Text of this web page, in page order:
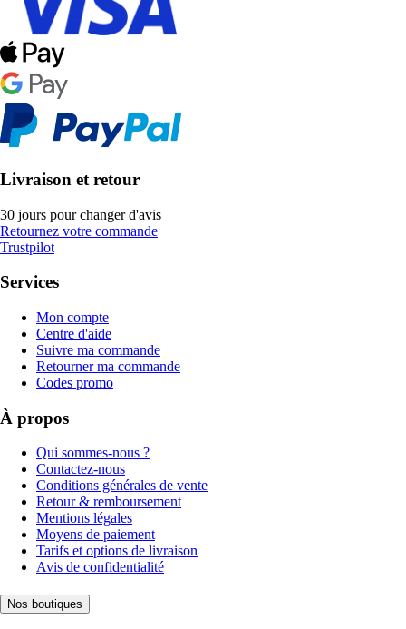
Livraison et retour
30 jours pour changer d'avis
Retournez votre commande
Trustpilot
Services
Mon compte
Centre d'aide
Suivre ma commande
Retourner ma commande
Codes promo
À propos
Qui sommes-nous ?
Contactez-nous
Conditions générales de vente
Retour & remboursement
Mentions légales
Moyens de paiement
Tarifs et options de livraison
Avis de confidentialité
Nos boutiques